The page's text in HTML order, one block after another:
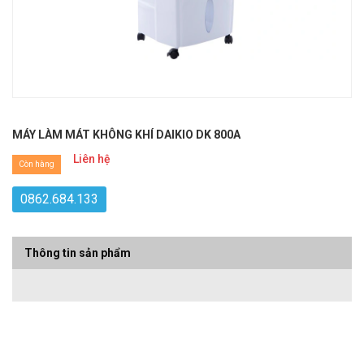
MÁY LÀM MÁT KHÔNG KHÍ DAIKIO DK 800A
Liên hệ
Còn hàng
0862.684.133
Thông tin sản phẩm